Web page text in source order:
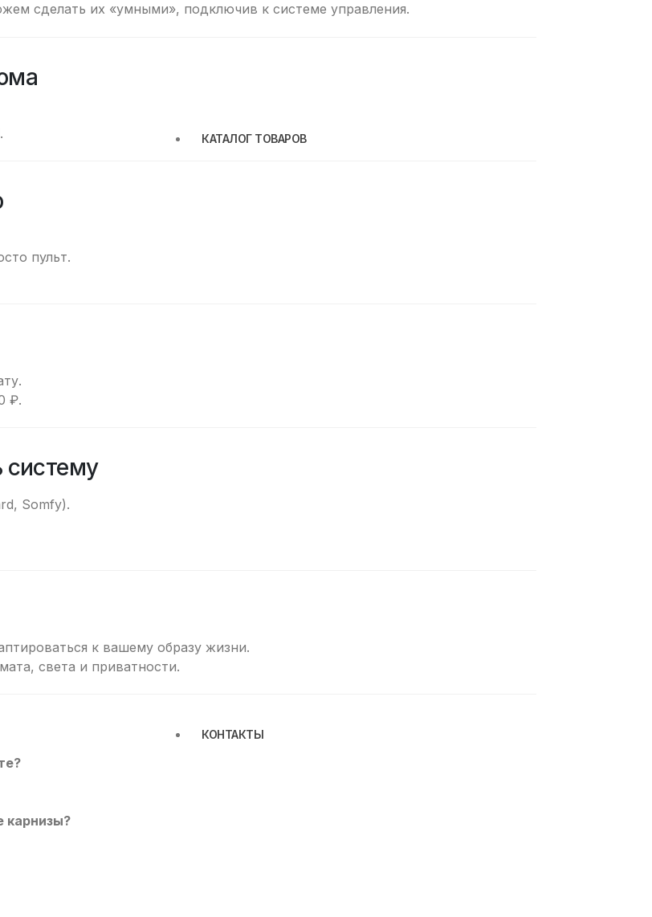
КАТАЛОГ ТОВАРОВ
КОНТАКТЫ
сделать их «умными», подключив к системе управления.
пульт.
₽.
систему
Somfy).
к вашему образу жизни.
света и приватности.
карнизы?